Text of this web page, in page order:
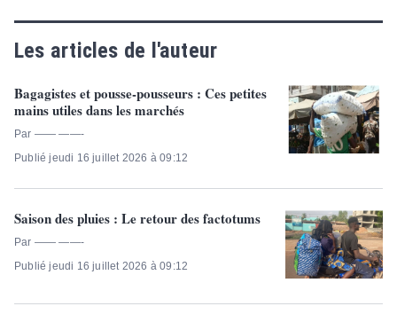
Les articles de l'auteur
Bagagistes et pousse-pousseurs : Ces petites
mains utiles dans les marchés
Par —— ——-
Publié jeudi 16 juillet 2026 à 09:12
Saison des pluies : Le retour des factotums
Par —— ——-
Publié jeudi 16 juillet 2026 à 09:12